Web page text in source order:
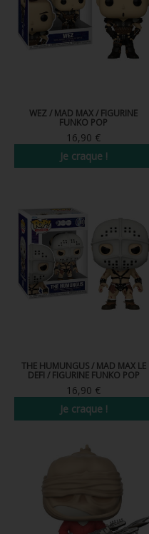
FIGURINES POP STRANGER
FIGURINES POP SEIGNEUR
FIGURINE POP AD ICONS
FIGURINE POP ROYALS FAMILY
FIGURINES POP AUTRES
POP PROTECTION
PORTE-CLÉS POCKET POP
FUNKO VINYL SODA
WEZ / MAD MAX / FIGURINE
FUNKO POP
16,90 €
Je craque !
THE HUMUNGUS / MAD MAX LE
DEFI / FIGURINE FUNKO POP
16,90 €
Je craque !